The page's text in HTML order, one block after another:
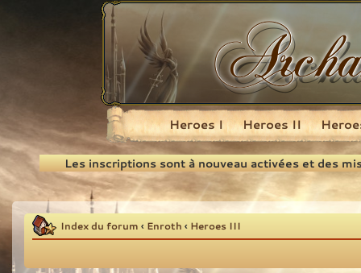
Recherche
Heroes I Heroes II
Les inscriptions sont à nouveau activées et des
Index du forum ‹ Enroth ‹ Heroes III